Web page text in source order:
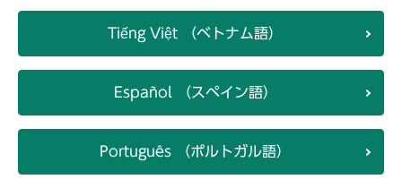
Tiếng Việt （ベトナム語）
Español （スペイン語）
Português （ポルトガル語）